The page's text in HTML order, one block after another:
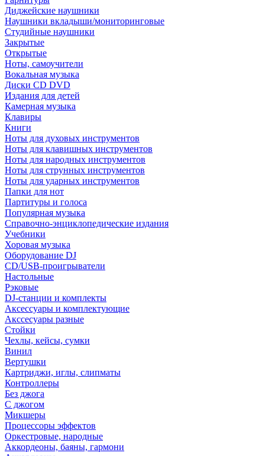
Диджейские наушники
Наушники вкладыши/мониторинговые
Студийные наушники
Закрытые
Открытые
Ноты, самоучители
Вокальная музыка
Диски CD DVD
Издания для детей
Камерная музыка
Клавиры
Книги
Ноты для духовых инструментов
Ноты для клавишных инструментов
Ноты для народных инструментов
Ноты для струнных инструментов
Ноты для ударных инструментов
Папки для нот
Партитуры и голоса
Популярная музыка
Справочно-энциклопедические издания
Учебники
Хоровая музыка
Оборудование DJ
CD/USB-проигрыватели
Настольные
Рэковые
DJ-станции и комплекты
Аксессуары и комплектующие
Акссесуары разные
Стойки
Чехлы, кейсы, сумки
Винил
Вертушки
Картриджи, иглы, слипматы
Контроллеры
Без джога
С джогом
Микшеры
Процессоры эффектов
Оркестровые, народные
Аккордеоны, баяны, гармони